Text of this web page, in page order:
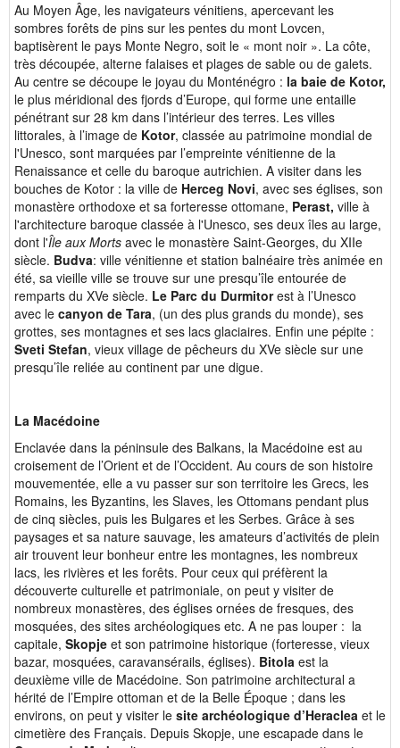
Au Moyen Âge, les navigateurs vénitiens, apercevant les
sombres forêts de pins sur les pentes du mont Lovcen,
baptisèrent le pays Monte Negro, soit le « mont noir ». La côte,
très découpée, alterne falaises et plages de sable ou de galets.
Au centre se découpe le joyau du Monténégro : la baie de Kotor,
le plus méridional des fjords d’Europe, qui forme une entaille
pénétrant sur 28 km dans l’intérieur des terres. Les villes
littorales, à l’image de Kotor, classée au patrimoine mondial de
l'Unesco, sont marquées par l’empreinte vénitienne de la
Renaissance et celle du baroque autrichien. A visiter dans les
bouches de Kotor : la ville de Herceg Novi, avec ses églises, son
monastère orthodoxe et sa forteresse ottomane, Perast, ville à
l'architecture baroque classée à l'Unesco, ses deux îles au large,
dont l'Île aux Morts avec le monastère Saint-Georges, du XIIe
siècle. Budva: ville vénitienne et station balnéaire très animée en
été, sa vieille ville se trouve sur une presqu’île entourée de
remparts du XVe siècle. Le Parc du Durmitorest à l’Unesco
avec le canyon de Tara, (un des plus grands du monde), ses
grottes, ses montagnes et ses lacs glaciaires. Enfin une pépite :
Sveti Stefan, vieux village de pêcheurs du XVe siècle sur une
presqu’île reliée au continent par une digue.
La Macédoine
Enclavée dans la péninsule des Balkans, la Macédoine est au
croisement de l’Orient et de l’Occident. Au cours de son histoire
mouvementée, elle a vu passer sur son territoire les Grecs, les
Romains, les Byzantins, les Slaves, les Ottomans pendant plus
de cinq siècles, puis les Bulgares et les Serbes. Grâce à ses
paysages et sa nature sauvage, les amateurs d’activités de plein
air trouvent leur bonheur entre les montagnes, les nombreux
lacs, les rivières et les forêts. Pour ceux qui préfèrent la
découverte culturelle et patrimoniale, on peut y visiter de
nombreux monastères, des églises ornées de fresques, des
mosquées, des sites archéologiques etc. A ne pas louper : la
capitale, Skopje et son patrimoine historique (forteresse, vieux
bazar, mosquées, caravansérails, églises). Bitola est la
deuxième ville de Macédoine. Son patrimoine architectural a
hérité de l’Empire ottoman et de la Belle Époque ; dans les
environs, on peut y visiter le site archéologique d’Heraclea et le
cimetière des Français. Depuis Skopje, une escapade dans le